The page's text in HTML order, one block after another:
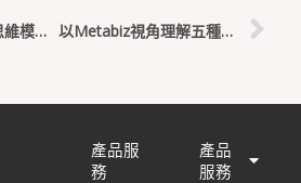
挑戰業務人員的思維模式：成長型思維的奧秘 以Metabiz視角理解五種領導風格
產品服
務
產品
服務